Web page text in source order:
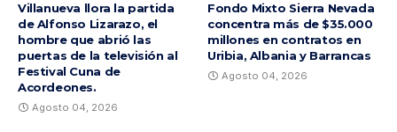
Villanueva llora la partida
de Alfonso Lizarazo, el
hombre que abrió las
puertas de la televisión al
Festival Cuna de
Acordeones.
Agosto 04, 2026
Fondo Mixto Sierra Nevada
concentra más de $35.000
millones en contratos en
Uribia, Albania y Barrancas
Agosto 04, 2026